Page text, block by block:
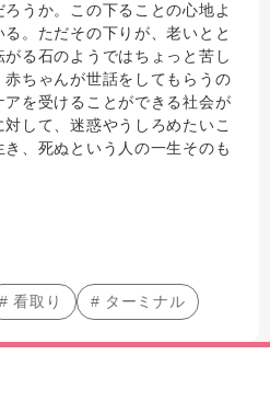
うか。この下ることの心地よ
。ただその下りが、老いとと
る石のようではちょっと苦し
ちゃんが世話をしてもらうの
を受けることができる社会が
して、迷惑やうしろめたいこ
、死ぬという人の一生そのも
# 看取り # ターミナル